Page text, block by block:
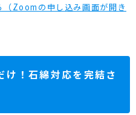
Zoomの申し込み画面が開き
！石綿対応を完結さ